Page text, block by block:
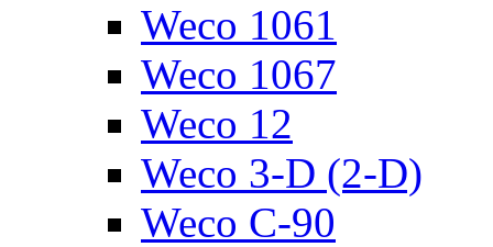
Weco 1061
Weco 1067
Weco 12
Weco 3-D (2-D)
Weco C-90